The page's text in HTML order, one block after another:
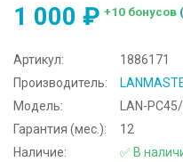
1 000 ₽ +10 бонусов
Артикул:
1886171
Производитель:
Модель:
LAN-
Гарантия (мес.):
12
Наличие:
✅ В